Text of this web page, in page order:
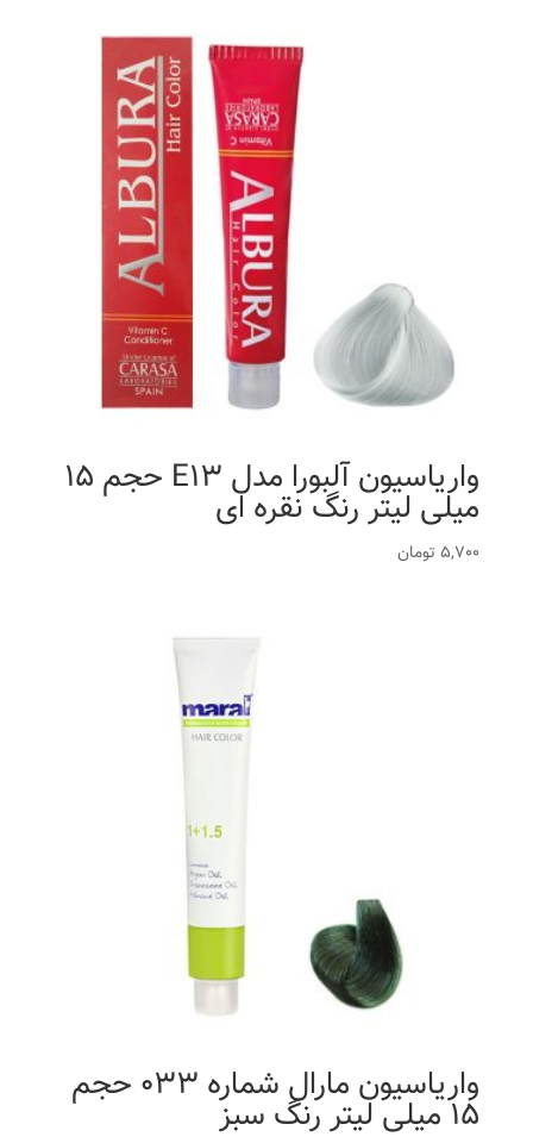
واریاسیون آلبورا مدل E13 حجم 15
میلی لیتر رنگ نقره ای
5,700 تومان
واریاسیون مارال شماره 033 حجم
15 میلی لیتر رنگ سبز